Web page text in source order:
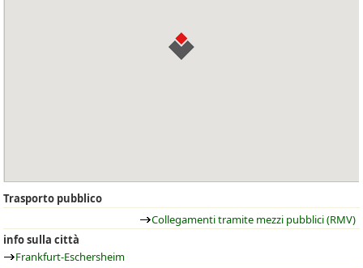
Trasporto pubblico
Collegamenti tramite mezzi pubblici (RMV)
info sulla città
Frankfurt-Eschersheim